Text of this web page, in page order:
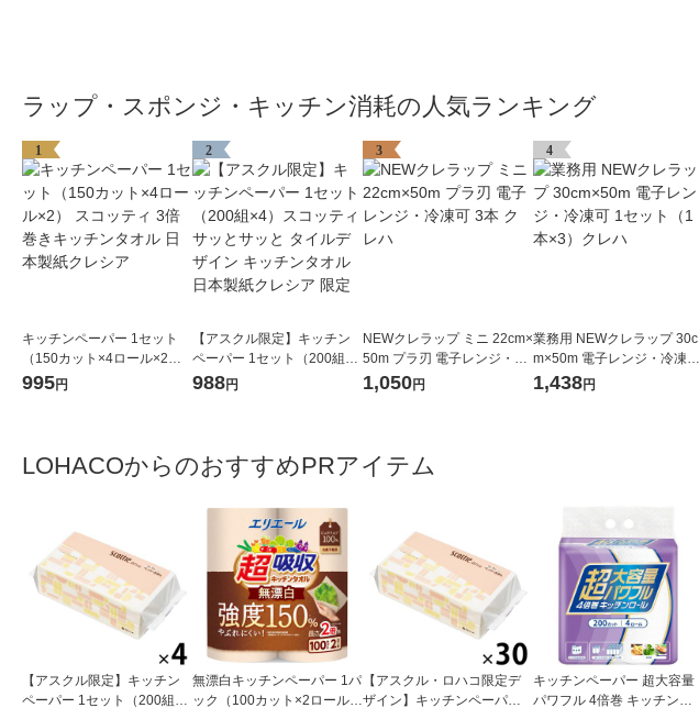
ラップ・スポンジ・キッチン消耗の人気ランキング
1
キッチンペーパー 1セット
（150カット×4ロール×2）
スコッティ 3倍巻きキッチン
995円
2
【アスクル限定】キッチン
ペーパー 1セット（200組×
4）スコッティ サッとサッと
988円
3
NEWクレラップ ミニ 22cm×
50m プラ刃 電子レンジ・冷
凍可 3本 クレハ
1,050円
4
業務用 NEWクレラップ 30c
m×50m 電子レンジ・冷凍可
1セット（1本×3）クレハ
1,438円
LOHACOからのおすすめPRアイテム
【アスクル限定】キッチン
ペーパー 1セット（200組×
無漂白キッチンペーパー 1パ
ック（100カット×2ロール）
【アスクル・ロハコ限定デ
ザイン】キッチンペーパー
キッチンペーパー 超大容量
パワフル 4倍巻 キッチンロ